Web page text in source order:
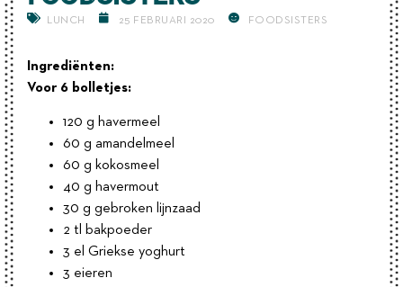
LUNCH 25 FEBRUARI 2020 FOODSISTERS
Ingrediënten:
Voor 6 bolletjes:
120 g havermeel
60 g amandelmeel
60 g kokosmeel
40 g havermout
30 g gebroken lijnzaad
2 tl bakpoeder
3 el Griekse yoghurt
3 eieren